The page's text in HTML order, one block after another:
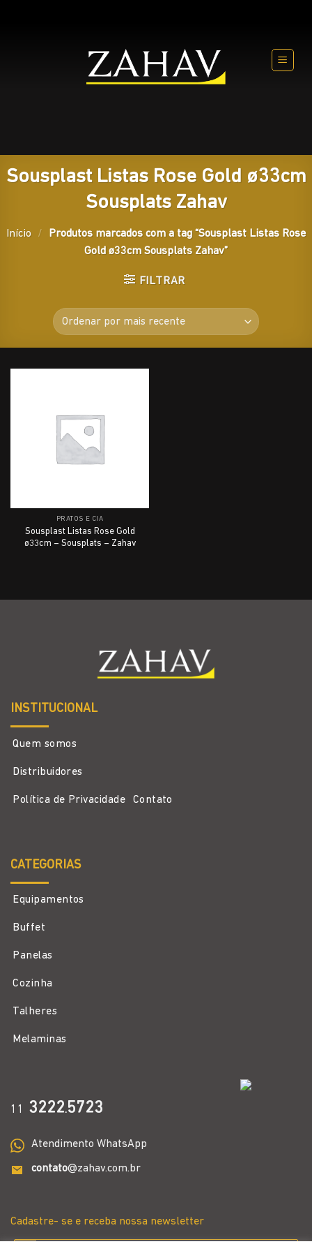
Sousplast Listas Rose Gold ø33cm
Sousplats Zahav
Início /
Produtos marcados com a tag “Sousplast Listas Rose
Gold ø33cm Sousplats Zahav”
FILTRAR
PRATOS E CIA
Sousplast Listas Rose Gold
ø33cm – Sousplats – Zahav
INSTITUCIONAL
Quem somos
Distribuidores
Política de Privacidade Contato
CATEGORIAS
Equipamentos
Buffet
Panelas
Cozinha
Talheres
Melaminas
11 3222.5723
Atendimento WhatsApp
contato@zahav.com.br
Cadastre- se e receba nossa newsletter